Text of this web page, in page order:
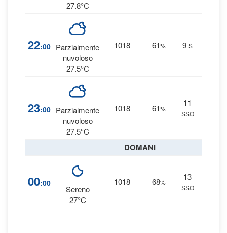
27.8°C
22:00 Parzialmente
nuvoloso
27.5°C
1018 61% 9 S
23:00 Parzialmente
nuvoloso
27.5°C
1018 61%
11
SSO
DOMANI
00:00
Sereno
27°C
1018 68%
13
SSO